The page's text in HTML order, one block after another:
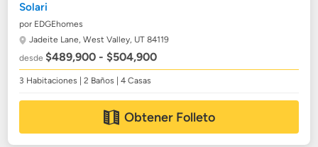
Solari
por EDGEhomes
Jadeite Lane,West Valley, UT 84119
desde$489,900 - $504,900
3 Habitaciones | 2 Baños | 4 Casas
Obtener Folleto